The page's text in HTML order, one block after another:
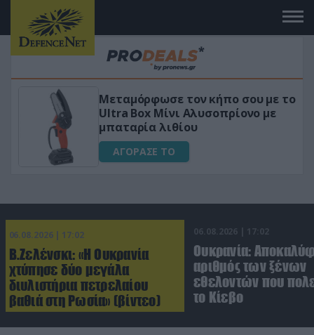
Μεταμόρφωσε τον κήπο σου με το
Ultra Box Μίνι Αλυσοπρίονο με
μπαταρία λιθίου
ΑΓΟΡΑΣΕ ΤΟ
06.08.2026 | 17:02
Β.Ζελένσκι: «Η Ουκρανία
χτύπησε δύο μεγάλα
διυλιστήρια πετρελαίου
βαθιά στη Ρωσία» (βίντεο)
06.08.2026 | 17:02
Ουκρανία:
αριθμός των ξένων
εθελοντών που
το Κίεβο